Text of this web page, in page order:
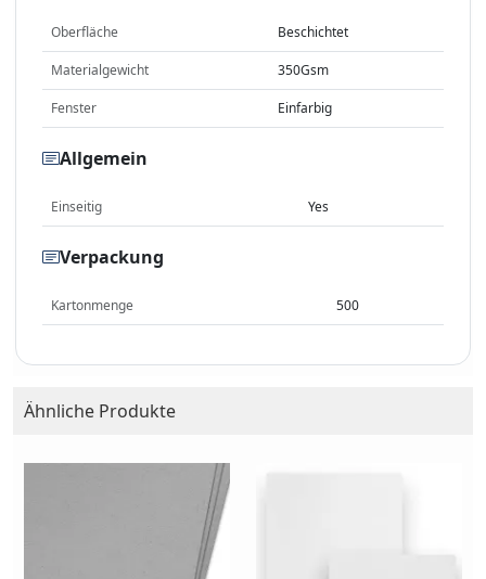
Oberfläche Beschichtet
Materialgewicht 350Gsm
Fenster Einfarbig
Allgemein
Einseitig Yes
Verpackung
Kartonmenge 500
Ähnliche Produkte